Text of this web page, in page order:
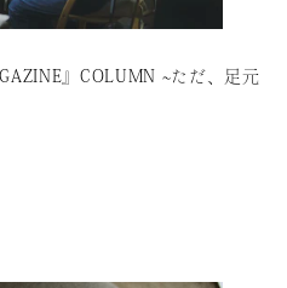
』COLUMN 〜ただ、足元